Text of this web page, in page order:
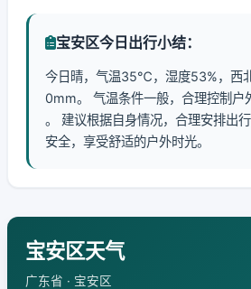
宝安区今日出行小结：
今日晴，气温35℃，湿度53%，西
0mm。 气温条件一般，合理控制户
。 建议根据自身情况，合理安排出
安全，享受舒适的户外时光。
宝安区天气
广东省 · 宝安区